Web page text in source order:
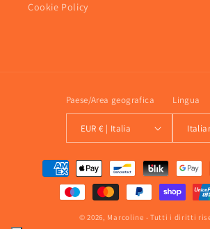
Cookie Policy
Paese/Area geografica
EUR € | Italia
Lingua
Metodi
pagamento
© 2026, Marcoline - Tutti i diritti